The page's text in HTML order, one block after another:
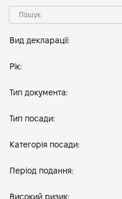
Вид декларації:
Рік:
Тип документа:
Тип посади:
Категорія посади:
Період подання:
Високий ризик: